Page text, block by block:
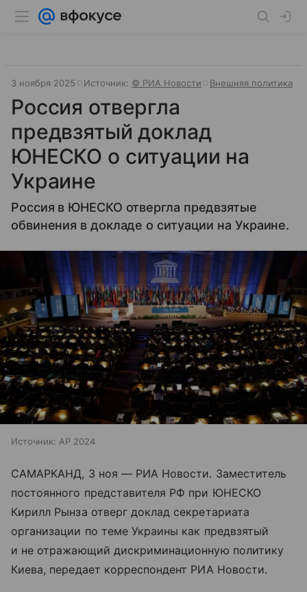
3 ноября 2025 Источник: © РИА Новости Внешняя политика
Россия отвергла
предвзятый доклад
ЮНЕСКО о ситуации на
Украине
Россия в ЮНЕСКО отвергла предвзятые
обвинения в докладе о ситуации на Украине.
Источник: AP 2024
САМАРКАНД, 3 ноя — РИА Новости. Заместитель
постоянного представителя РФ при ЮНЕСКО
Кирилл Рынза отверг доклад секретариата
организации по теме Украины как предвзятый
и не отражающий дискриминационную политику
Киева, передает корреспондент РИА Новости.